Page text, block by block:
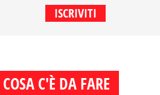
COSA C'È DA FARE